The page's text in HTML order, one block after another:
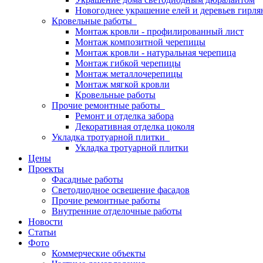
Новогоднее украшение елей и деревьев
Кровельные работы
Монтаж кровли - профилированный лист
Монтаж композитной черепицы
Монтаж кровли - натуральная черепица
Монтаж гибкой черепицы
Монтаж металлочерепицы
Монтаж мягкой кровли
Кровельные работы
Прочие ремонтные работы
Ремонт и отделка забора
Декоративная отделка цоколя
Укладка тротуарной плитки
Укладка тротуарной плитки
Цены
Проекты
Фасадные работы
Светодиодное освещение фасадов
Прочие ремонтные работы
Внутренние отделочные работы
Новости
Статьи
Фото
Коммерческие объекты